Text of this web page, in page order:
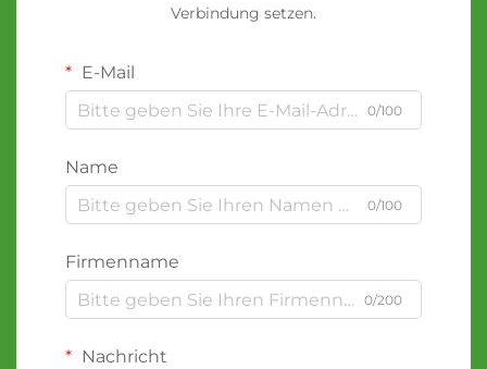
Verbindung setzen.
E-Mail
0/100
Name
0/100
Firmenname
0/200
Nachricht